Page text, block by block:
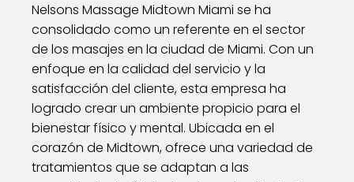
Nelsons Massage Midtown Miami se ha
consolidado como un referente en el sector
de los masajes en la ciudad de Miami. Con un
enfoque en la calidad del servicio y la
satisfacción del cliente, esta empresa ha
logrado crear un ambiente propicio para el
bienestar físico y mental. Ubicada en el
corazón de Midtown, ofrece una variedad de
tratamientos que se adaptan a las